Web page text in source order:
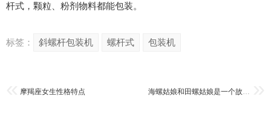
杆式，颗粒、粉剂物料都能包装。
标签： 斜螺杆包装机 螺杆式 包装机
摩羯座女生性格特点 海螺姑娘和田螺姑娘是一个故事么